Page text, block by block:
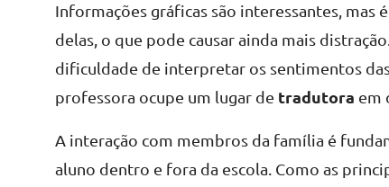
Informações gráficas são interessantes, mas
delas, o que pode causar ainda mais
dificuldade de interpretar os sentimentos
professora ocupe um lugar de tradutora em
A interação com membros da família é
aluno dentro e fora da escola. Como as